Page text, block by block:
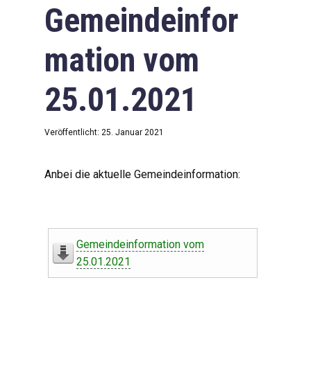
Gemeindeinfor
mation vom
25.01.2021
Veröffentlicht: 25. Januar 2021
Anbei die aktuelle Gemeindeinformation:
Gemeindeinformation vom
25.01.2021